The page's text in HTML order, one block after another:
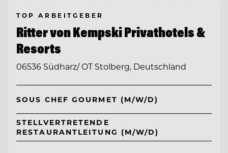
TOP ARBEITGEBER
Ritter von Kempski Privathotels &
Resorts
06536 Südharz/ OT Stolberg, Deutschland
SOUS CHEF GOURMET (M/W/D)
STELLVERTRETENDE
RESTAURANTLEITUNG (M/W/D)